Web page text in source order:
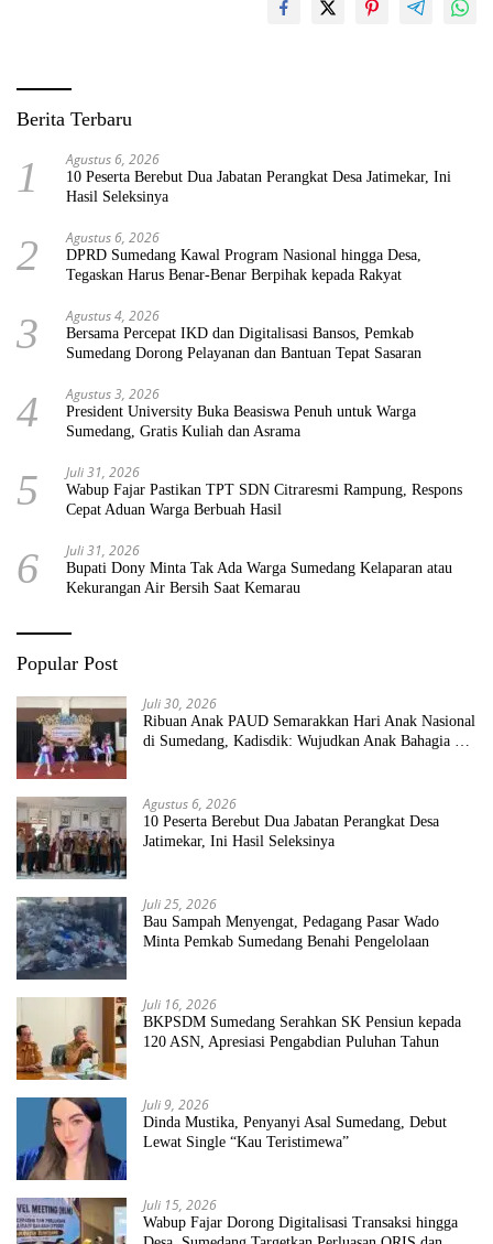
Berita Terbaru
1 Agustus 6, 2026
10 Peserta Berebut Dua Jabatan Perangkat Desa Jatimekar, Ini
Hasil Seleksinya
2 Agustus 6, 2026
DPRD Sumedang Kawal Program Nasional hingga Desa,
Tegaskan Harus Benar-Benar Berpihak kepada Rakyat
3 Agustus 4, 2026
Bersama Percepat IKD dan Digitalisasi Bansos, Pemkab
Sumedang Dorong Pelayanan dan Bantuan Tepat Sasaran
4 Agustus 3, 2026
President University Buka Beasiswa Penuh untuk Warga
Sumedang, Gratis Kuliah dan Asrama
5 Juli 31, 2026
Wabup Fajar Pastikan TPT SDN Citraresmi Rampung, Respons
Cepat Aduan Warga Berbuah Hasil
6 Juli 31, 2026
Bupati Dony Minta Tak Ada Warga Sumedang Kelaparan atau
Kekurangan Air Bersih Saat Kemarau
Popular Post
Juli 30, 2026
Ribuan Anak PAUD Semarakkan Hari Anak Nasional
di Sumedang, Kadisdik: Wujudkan Anak Bahagia dan
Agustus 6, 2026
10 Peserta Berebut Dua Jabatan Perangkat Desa
Jatimekar, Ini Hasil Seleksinya
Juli 25, 2026
Bau Sampah Menyengat, Pedagang Pasar Wado
Minta Pemkab Sumedang Benahi Pengelolaan
Juli 16, 2026
BKPSDM Sumedang Serahkan SK Pensiun kepada
120 ASN, Apresiasi Pengabdian Puluhan Tahun
Juli 9, 2026
Dinda Mustika, Penyanyi Asal Sumedang, Debut
Lewat Single “Kau Teristimewa”
Juli 15, 2026
Wabup Fajar Dorong Digitalisasi Transaksi hingga